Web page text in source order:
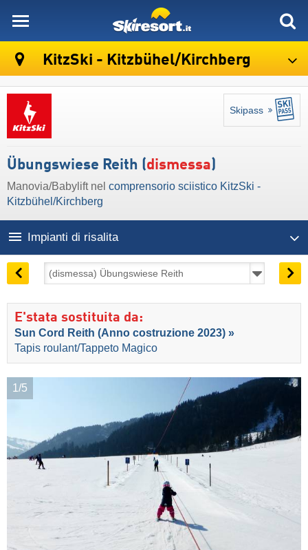
KitzSki - Kitzbühel/​Kirchberg
Skipass
Übungswiese Reith (dismessa)
Manovia/Babylift nel comprensorio sciistico KitzSki -
Kitzbühel/​Kirchberg
Impianti di risalita
E'stata sostituita da:
Sun Cord Reith (Anno costruzione 2023) »
Tapis roulant/Tappeto Magico
1/5